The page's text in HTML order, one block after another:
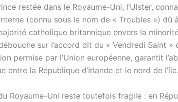
restée dans le Royaume-Uni, l’Ulster,
(connu sous le nom de « Troubles ») dû
catholique britannique envers la
sur l’accord dit du « Vendredi Saint »
permise par l’Union européenne, garantit
entre la République d’Irlande et le nord de l’île.
Royaume-Uni reste toutefois fragile : en